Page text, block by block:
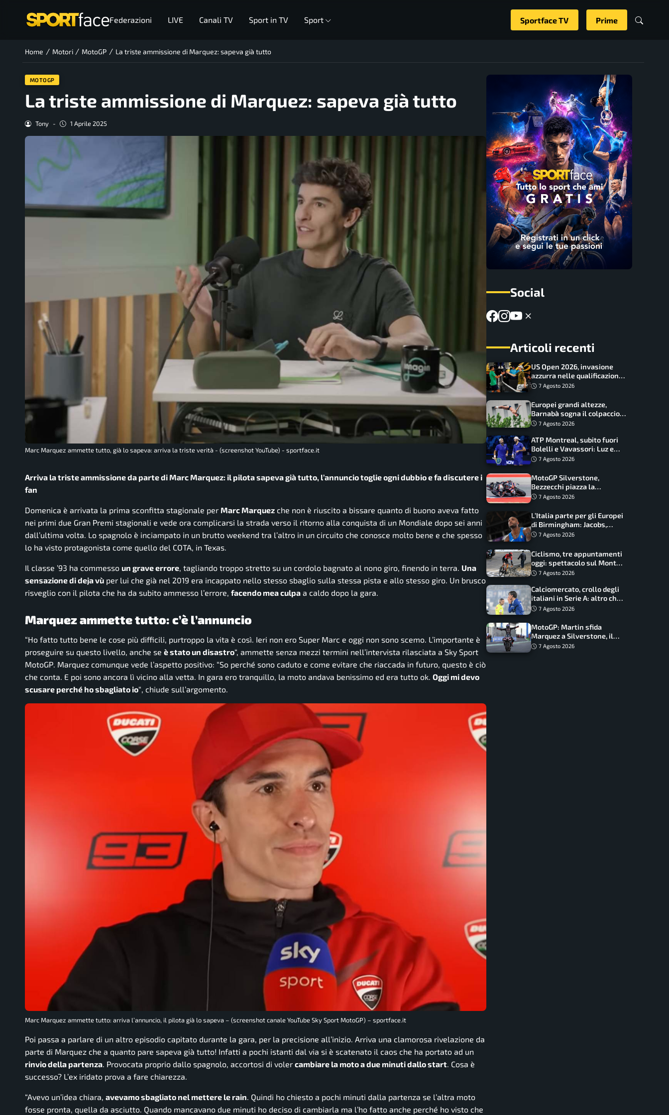
Federazioni LIVE Canali TV Sport in TV Sport Sportface TV Prime
Home / Motori / MotoGP / La triste ammissione di Marquez: sapeva già tutto
MOTOGP
La triste ammissione di Marquez: sapeva già tutto
Tony - 1 Aprile 2025
Marc Marquez ammette tutto, già lo sapeva: arriva la triste verità - (screenshot YouTube) - sportface.it
Arriva la triste ammissione da parte di Marc Marquez: il pilota sapeva già tutto, l’annuncio toglie ogni dubbio e fa discutere i
fan
Domenica è arrivata la prima sconfitta stagionale per Marc Marquez che non è riuscito a bissare quanto di buono aveva fatto
nei primi due Gran Premi stagionali e vede ora complicarsi la strada verso il ritorno alla conquista di un Mondiale dopo sei anni
dall’ultima volta. Lo spagnolo è inciampato in un brutto weekend tra l’altro in un circuito che conosce molto bene e che spesso
lo ha visto protagonista come quello del COTA, in Texas.
Il classe ’93 ha commesso un grave errore, tagliando troppo stretto su un cordolo bagnato al nono giro, finendo in terra. Una
sensazione di deja vù per lui che già nel 2019 era incappato nello stesso sbaglio sulla stessa pista e allo stesso giro. Un brusco
risveglio con il pilota che ha da subito ammesso l’errore, facendo mea culpa a caldo dopo la gara.
Marquez ammette tutto: c’è l’annuncio
“Ho fatto tutto bene le cose più difficili, purtroppo la vita è così. Ieri non ero Super Marc e oggi non sono scemo. L’importante è
proseguire su questo livello, anche se è stato un disastro“, ammette senza mezzi termini nell’intervista rilasciata a Sky Sport
MotoGP . Marquez comunque vede l’aspetto positivo: “So perché sono caduto e come evitare che riaccada in futuro, questo è ciò
che conta. E poi sono ancora lì vicino alla vetta. In gara ero tranquillo, la moto andava benissimo ed era tutto ok. Oggi mi devo
scusare perché ho sbagliato io“ , chiude sull’argomento.
Marc Marquez ammette tutto: arriva l’annuncio, il pilota già lo sapeva – (screenshot canale YouTube Sky Sport MotoGP) – sportface.it
Poi passa a parlare di un altro episodio capitato durante la gara, per la precisione all’inizio. Arriva una clamorosa rivelazione da
parte di Marquez che a quanto pare sapeva già tutto! Infatti a pochi istanti dal via si è scatenato il caos che ha portato ad un
rinvio della partenza . Provocata proprio dallo spagnolo, accortosi di voler cambiare la moto a due minuti dallo start . Cosa è
successo? L’ex iridato prova a fare chiarezza.
“Avevo un’idea chiara, avevamo sbagliato nel mettere le rain . Quindi ho chiesto a pochi minuti dalla partenza se l’altra moto
fosse pronta, quella da asciutto. Quando mancavano due minuti ho deciso di cambiarla ma l’ho fatto anche perché ho visto che
Social
Articoli recenti
US Open 2026, invasione
azzurra nelle qualificazioni:
17 italiani a caccia del main
7 Agosto 2026
Europei grandi altezze,
Barnabà sogna il colpaccio:
è leader a metà gara, Baraldi
7 Agosto 2026
ATP Montreal, subito fuori
Bolelli e Vavassori: Luz e
Matos fermano gli azzurri
7 Agosto 2026
MotoGP Silverstone,
Bezzecchi piazza la
zampata: Aprilia domina,
7 Agosto 2026
L’Italia parte per gli Europei
di Birmingham: Jacobs,
Tamberi e Battocletti
record
7 Agosto 2026
Ciclismo, tre appuntamenti
oggi: spettacolo sul Mont
Ventoux, orari e come
7 Agosto 2026
Calciomercato, crollo degli
italiani in Serie A: altro che
svolta dopo il Mondiale
7 Agosto 2026
MotoGP: Martin sfida
Marquez a Silverstone, il
programma e gli orari
7 Agosto 2026